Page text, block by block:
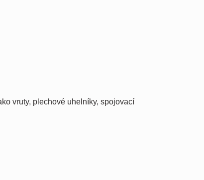
vruty, plechové uhelníky, spojovací